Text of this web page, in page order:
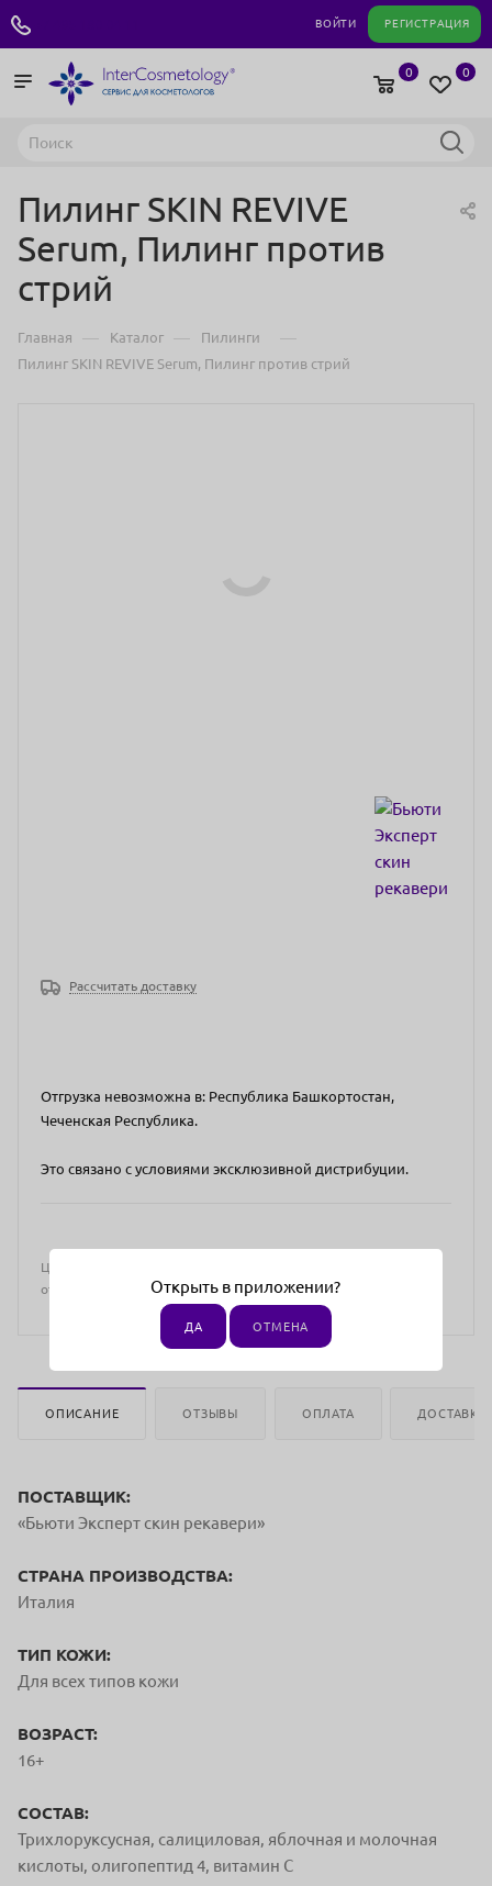
ВОЙТИ РЕГИСТРАЦИЯ
0
0
Пилинг SKIN REVIVE
Serum, Пилинг против
стрий
Главная — Каталог — Пилинги —
Пилинг SKIN REVIVE Serum, Пилинг против стрий
Рассчитать доставку
Отгрузка невозможна в: Республика Башкортостан,
Чеченская Республика.
Это связано с условиями эксклюзивной дистрибуции.
Цена действительна только для интернет-магазина и может
отличаться от цен в розничных магазинах
ОПИСАНИЕ ОТЗЫВЫ ОПЛАТА ДОСТАВКА
ПОСТАВЩИК:
«Бьюти Эксперт скин рекавери»
СТРАНА ПРОИЗВОДСТВА:
Италия
ТИП КОЖИ:
Для всех типов кожи
ВОЗРАСТ:
16+
СОСТАВ:
Трихлоруксусная, салициловая, яблочная и молочная
кислоты, олигопептид 4, витамин С
Открыть в приложении?
ДА ОТМЕНА